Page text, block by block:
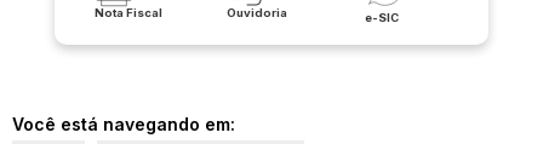
Nota Fiscal Ouvidoria e-SIC
Você está navegando em: